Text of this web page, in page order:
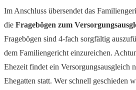
Im Anschluss übersendet das
die Fragebögen zum
Fragebögen sind 4-fach sorgfältig
dem Familiengericht einzureichen.
Ehezeit findet ein Versorgungsausgleich
Ehegatten statt. Wer schnell geschieden